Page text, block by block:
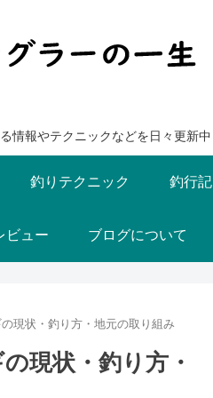
情報やテクニックなどを日々更新中
釣りテクニック 釣行記
ビュー ブログについて
現状・釣り方・地元の取り組み
現状・釣り方・